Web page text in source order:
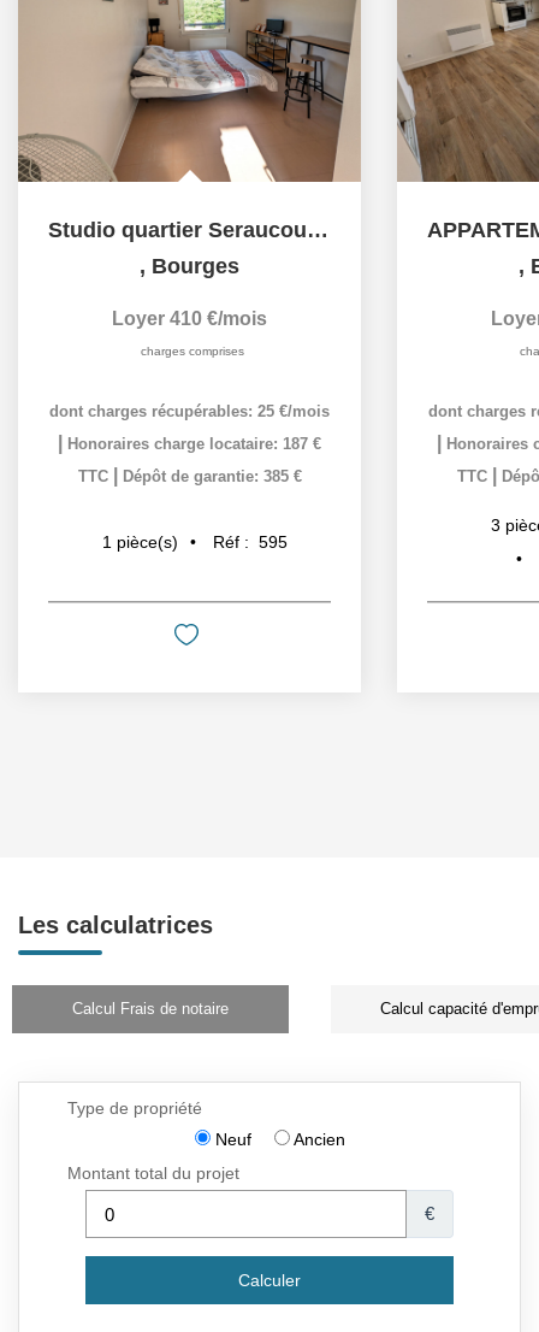
Studio quartier Seraucourt/Industrie
, Bourges
Loyer 410 €/mois
charges comprises
dont charges récupérables: 25 €/mois
Honoraires charge locataire: 187 €
TTC
Dépôt de garantie: 385 €
1 pièce(s) Réf : 595
,
dont charges
Honoraires
TTC
3
Les calculatrices
Calcul Frais de notaire Calcul capacité